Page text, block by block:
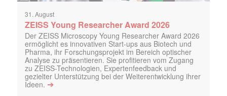
31. August
ZEISS Young Researcher Award 2026
Der ZEISS Microscopy Young Researcher Award 2026
ermöglicht es innovativen Start-ups aus Biotech und
Pharma, ihr Forschungsprojekt im Bereich optischer
Analyse zu präsentieren. Sie profitieren vom Zugang
zu ZEISS-Technologien, Expertenfeedback und
gezielter Unterstützung bei der Weiterentwicklung ihrer
Ideen. ➔